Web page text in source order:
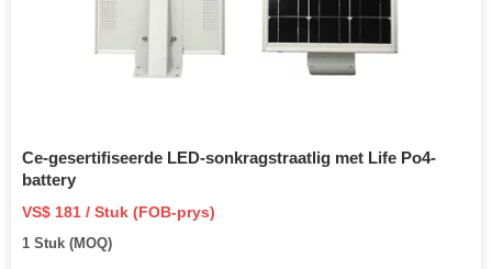
Ce-gesertifiseerde LED-sonkragstraatlig met Life Po4-
battery
VS$ 181 / Stuk (FOB-prys)
1 Stuk (MOQ)